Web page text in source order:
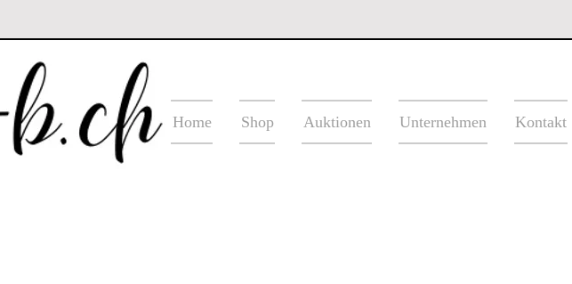
Home Shop Auktionen Unternehmen Kontakt